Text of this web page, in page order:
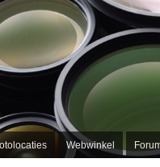
Webwinkel